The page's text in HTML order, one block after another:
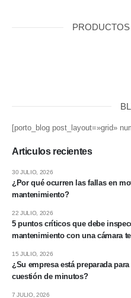
[porto_blog post_layout=»grid»
Articulos recientes
¿Por qué ocurren las fallas en
mantenimiento?
30 JULIO, 2026
5 puntos críticos que debe
mantenimiento con una cámara
22 JULIO, 2026
¿Su empresa está preparada
cuestión de minutos?
15 JULIO, 2026
7 JULIO, 2026